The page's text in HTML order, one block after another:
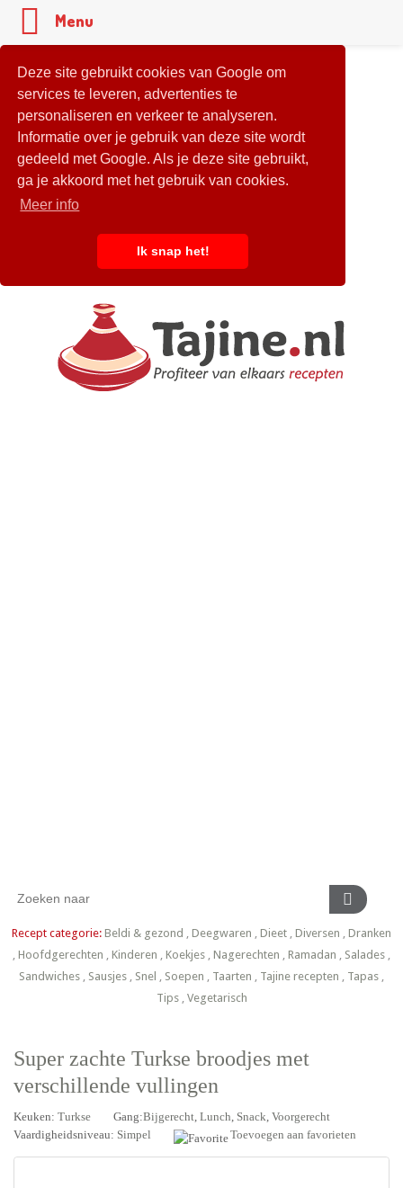
Deze site gebruikt cookies van Google om
services te leveren, advertenties te
personaliseren en verkeer te analyseren.
Informatie over je gebruik van deze site wordt
gedeeld met Google. Als je deze site gebruikt,
ga je akkoord met het gebruik van cookies.
Meer info
Ik snap het!
Recept categorie: Beldi & gezond , Deegwaren , Dieet , Diversen , Dranken
, Hoofdgerechten , Kinderen , Koekjes , Nagerechten , Ramadan , Salades ,
Sandwiches , Sausjes , Snel , Soepen , Taarten , Tajine recepten , Tapas ,
Tips, Vegetarisch
Super zachte Turkse broodjes met
verschillende vullingen
Keuken:Turkse Gang:Bijgerecht,Lunch, Snack,Voorgerecht
Vaardigheidsniveau: Simpel Toevoegen aan favorieten
Menu